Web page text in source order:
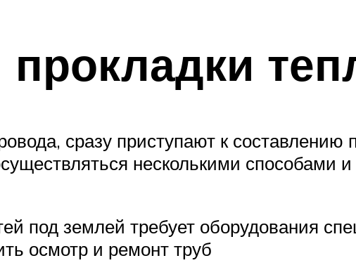
сразу приступают к составлению
несколькими способами
под землей требует оборудования
осмотр и ремонт труб